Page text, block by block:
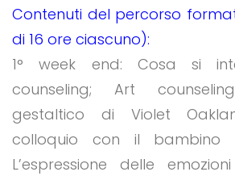
Contenuti del percorso
di 16 ore ciascuno):
1° week end: Cosa si
counseling; Art
gestaltico di Violet
colloquio con il bambino
L’espressione delle